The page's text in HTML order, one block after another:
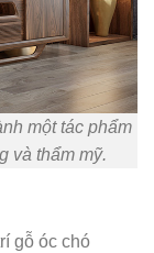
một tác phẩm
và thẩm mỹ.
gỗ óc chó